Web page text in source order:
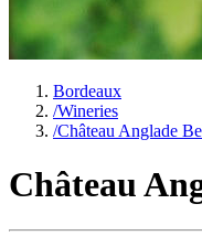
Bordeaux
/Wineries
/Château Anglade
Château